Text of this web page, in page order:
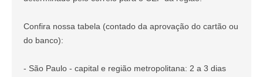
Confira nossa tabela (contado da aprovação do cartão ou
do banco):
- São Paulo - capital e região metropolitana: 2 a 3 dias